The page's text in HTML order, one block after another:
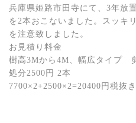
兵庫県姫路市田寺にて、3年放
を2本おこないました。スッキ
を注意致しました。
お見積り料金
樹高3Mから4M、幅広タイプ
処分2500円 2本
7700×2+2500×2=20400円税抜